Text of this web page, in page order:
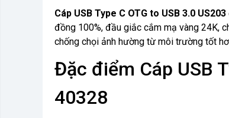
Cáp USB Type C OTG to USB 3.0 US203
đồng 100%, đầu giắc cắm mạ vàng 24K,
chống chọi ảnh hường từ môi trường tốt
Đặc điểm Cáp USB
40328